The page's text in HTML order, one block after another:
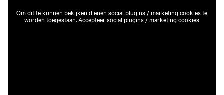
Om dit te kunnen bekijken dienen social plugins / marketing cookies te
worden toegestaan.Accepteer social plugins / marketing cookies